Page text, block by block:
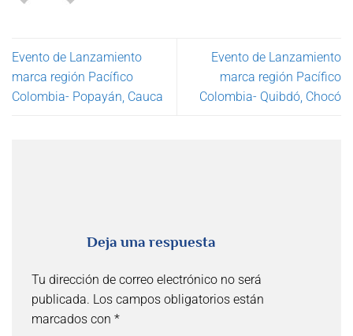
Evento de Lanzamiento
marca región Pacífico
Colombia- Popayán, Cauca
Evento de Lanzamiento
marca región Pacífico
Colombia- Quibdó, Chocó
Deja una respuesta
Tu dirección de correo electrónico no será
publicada. Los campos obligatorios están
marcados con *